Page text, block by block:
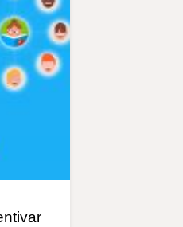
a
u
e
s